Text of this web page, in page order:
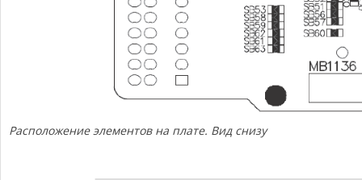
Расположение элементов на плате. Вид снизу